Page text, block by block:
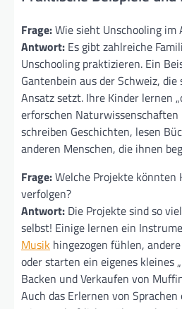
Frage:Wie sieht Unschooling im
Antwort: Es gibt zahlreiche
Unschooling praktizieren. Ein
Gantenbein aus der Schweiz,
Ansatz setzt. Ihre Kinder lernen
erforschen
schreiben Geschichten, lesen
anderen Menschen, die ihnen
Frage:Welche Projekte könnten
verfolgen?
Antwort: Die Projekte sind so
selbst! Einige lernen ein
Musik hingezogen fühlen,
oder starten ein eigenes kleines
Backen und Verkaufen von
Auch das Erlernen von Sprachen